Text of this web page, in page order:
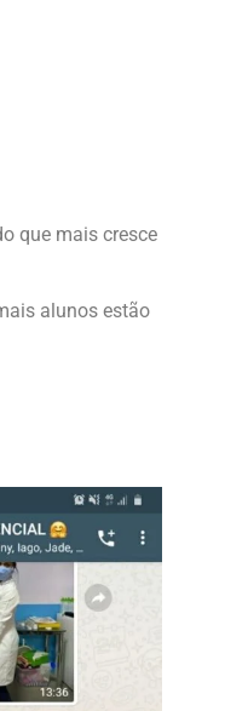
que mais cresce
alunos estão